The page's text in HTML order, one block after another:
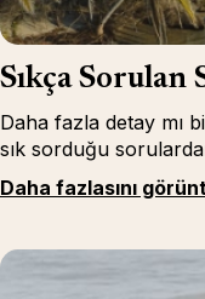
Sıkça Sorulan
Daha fazla detay mı
sık sorduğu
Daha fazlasını